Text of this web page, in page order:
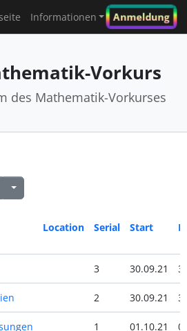
Informationen Anmeldung
Vorkurs
des Mathematik-Vorkurses
Location Serial Start
3 30.09.21
2 30.09.21
1 01.10.21